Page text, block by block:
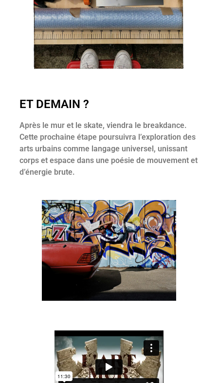
ET DEMAIN ?
Après le mur et le skate, viendra le breakdance.
Cette prochaine étape poursuivra l’exploration des
arts urbains comme langage universel, unissant
corps et espace dans une poésie de mouvement et
d’énergie brute.